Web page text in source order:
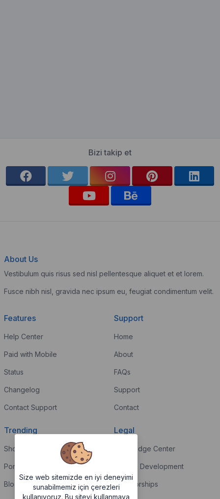
Bizi takip et
About Us
Vestibulum quis risus sed nisl pellentesque aliquet et et lorem.
Fusce nibh nisl, gravida nec ipsum eu, feugiat condimentum velit.
Features
Help Center
Paid with Mobile
Status
Changelog
Contact Support
Support
Home
About
FAQs
Support
Contact
Trending
Shop
Portfolio
Blog
Legal
Knowledge Center
Custom Development
Sponsorships
Size web sitemizde en iyi deneyimi
sunabilmemiz için çerezleri
kullanıyoruz. Bu siteyi kullanmaya